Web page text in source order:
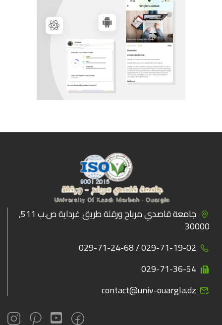
جامعة قاصدي مرباح ورقلة طريق غرداية ص.ب 511,
30000
029-71-19-02 / 029-71-24-68
029-71-36-54
contact@univ-ouargla.dz